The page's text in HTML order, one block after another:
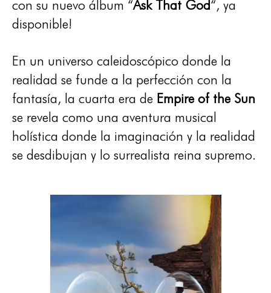
con su nuevo álbum “Ask That God“, ya
disponible!
En un universo caleidoscópico donde la
realidad se funde a la perfección con la
fantasía, la cuarta era de Empire of the Sun
se revela como una aventura musical
holística donde la imaginación y la realidad
se desdibujan y lo surrealista reina supremo.